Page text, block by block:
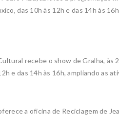
das 10h às 12h e das 14h às
recebe o show de Gralha, às
e das 14h às 16h, ampliando as
a oficina de Reciclagem de